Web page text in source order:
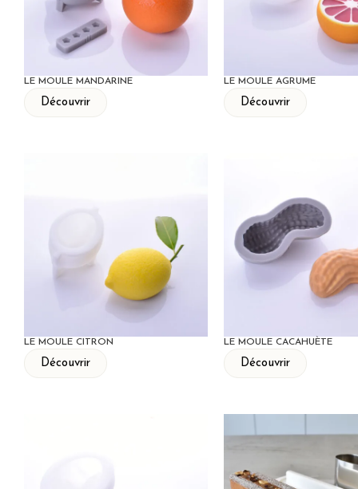
LE MOULE MANDARINE
Découvrir
LE MOULE AGRUME
Découvrir
LE MOULE CITRON
Découvrir
LE MOULE CACAHUÈTE
Découvrir